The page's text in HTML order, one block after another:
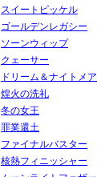
スイートピッケル
ゴールデンレガシー
ソーンウィップ
クェーサー
ドリーム＆ナイトメア
煌火の洗礼
冬の女王
罪業還土
ファイナルバスター
核熱フィニッシャー